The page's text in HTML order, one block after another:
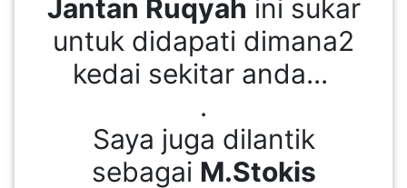
Jantan Ruqyah ini sukar
untuk didapati dimana2
kedai sekitar anda...
.
Saya juga dilantik
sebagai M.Stokis